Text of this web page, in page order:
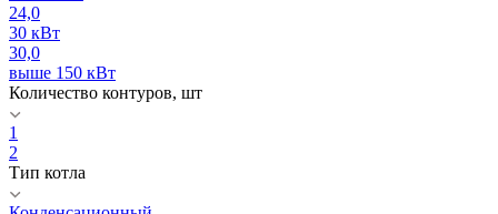
24,0
30 кВт
30,0
выше 150 кВт
Количество контуров, шт
1
2
Тип котла